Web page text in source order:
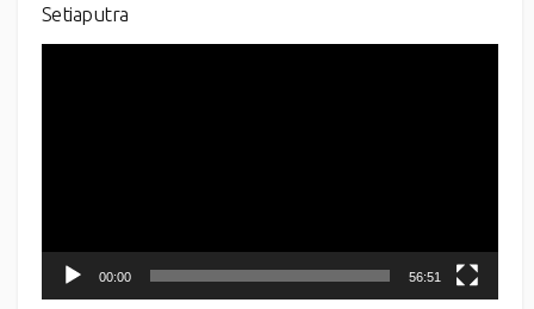
Setiaputra
00:00 56:51